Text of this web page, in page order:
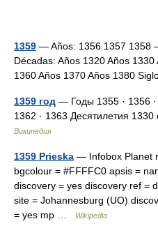
1359 — Años: 1356 1357 1358
Décadas: Años 1320 Años
1360 Años 1370 Años 1380
1359 год — Годы 1355 · 1356 ·
1362 · 1363 Десятилетия
Википедия
1359 Prieska — Infobox Planet
bgcolour = #FFFFC0 apsis =
discovery = yes discovery ref =
site = Johannesburg (UO)
= yes mp …
Wikipedia